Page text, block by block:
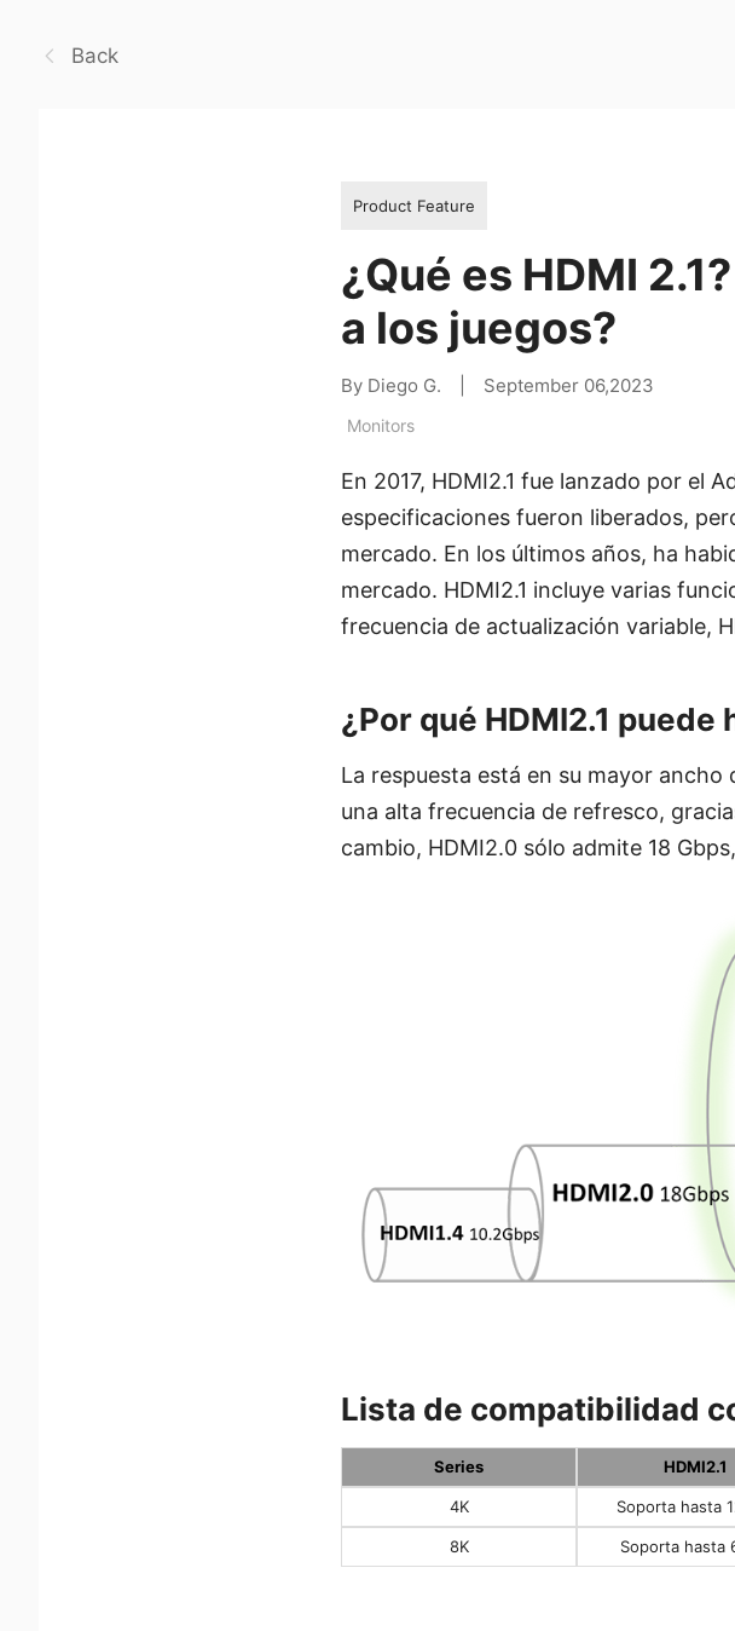
Back
Product Feature
¿Qué es HDMI
a los juegos?
By Diego G. September 06,2023
Monitors
En 2017, HDMI2.1 fue lanzado por el
especificaciones fueron liberados,
mercado. En los últimos años, ha
mercado. HDMI2.1 incluye varias
frecuencia de actualización variable,
¿Por qué HDMI2.1 puede
La respuesta está en su mayor
una alta frecuencia de refresco,
cambio, HDMI2.0 sólo admite 18
Lista de compatibilidad
Series HDMI2.1
4K Soporta hasta
8K Soporta hasta